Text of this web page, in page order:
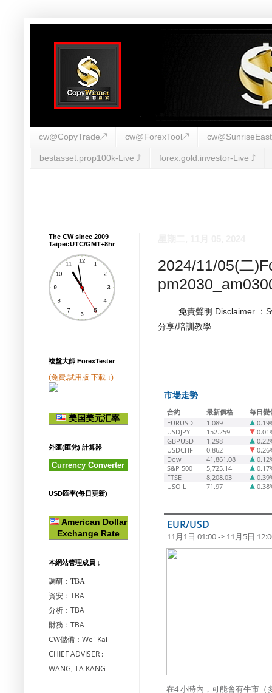
cw@CopyTrade↗ cw@ForexTool↗
bestasset.prop100k-Live ⤴︎ forex.gold.investor-Live ⤴︎
2024/11/05(二
免責聲明 Disclaimer ：
分享/培訓教學
市場走勢
合約 最新價格
每日變
EURUSD
1.089
USDJPY
152.259
GBPUSD
1.298
USDCHF
0.862
Dow
41,861.08
S&P 500
5,725.14
FTSE
8,208.03
USOIL
71.97
EUR/USD
11月1日 01:00 -> 11月5日
在4 小時內，可能會有牛市（
The CW since 2009
Taipei:UTC/GMT+8hr
複盤大師 ForexTester
(免費.試用版 下載 ↓)
美国美元汇率
外匯(匯兌) 計算噐
Currency Converter
USD匯率(每日更新)
American Dollar
Exchange Rate
本網站管理成員 ↓
調研：TBA
資安：TBA
分析：TBA
財務：TBA
CW儲備：Wei-Kai
CHIEF ADVISER :
WANG, TA KANG